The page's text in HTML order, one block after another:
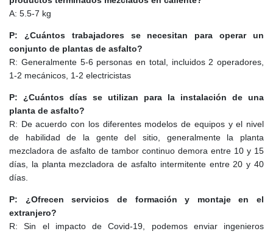
A: 5.5-7 kg
P: ¿Cuántos trabajadores se necesitan para operar un
conjunto de plantas de asfalto?
R: Generalmente 5-6 personas en total, incluidos 2 operadores,
1-2 mecánicos, 1-2 electricistas
P: ¿Cuántos días se utilizan para la instalación de una
planta de asfalto?
R: De acuerdo con los diferentes modelos de equipos y el nivel
de habilidad de la gente del sitio, generalmente la planta
mezcladora de asfalto de tambor continuo demora entre 10 y 15
días, la planta mezcladora de asfalto intermitente entre 20 y 40
días.
P: ¿Ofrecen servicios de formación y montaje en el
extranjero?
R: Sin el impacto de Covid-19, podemos enviar ingenieros